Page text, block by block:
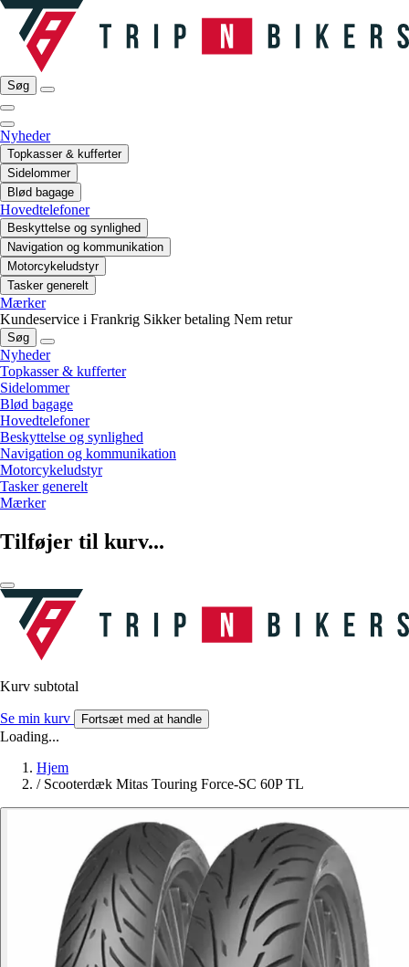
Søg
Nyheder
Topkasser & kufferter
Sidelommer
Blød bagage
Hovedtelefoner
Beskyttelse og synlighed
Navigation og kommunikation
Motorcykeludstyr
Tasker generelt
Mærker
Kundeservice i Frankrig Sikker betaling Nem retur
Søg
Nyheder
Topkasser & kufferter
Sidelommer
Blød bagage
Hovedtelefoner
Beskyttelse og synlighed
Navigation og kommunikation
Motorcykeludstyr
Tasker generelt
Mærker
Tilføjer til kurv...
Kurv subtotal
Se min kurv Fortsæt med at handle
Loading...
Hjem
/ Scooterdæk Mitas Touring Force-SC 60P TL